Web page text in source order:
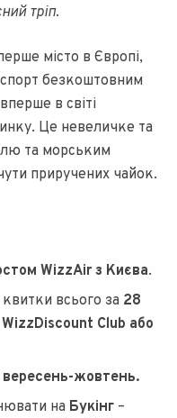
тріп.
місто в Європі,
безкоштовним
в світі
Це невеличке та
та морським
приручених чайок.
WizzAir з Києва.
всього за 28
Club або
вересень-жовтень.
на Букінг –